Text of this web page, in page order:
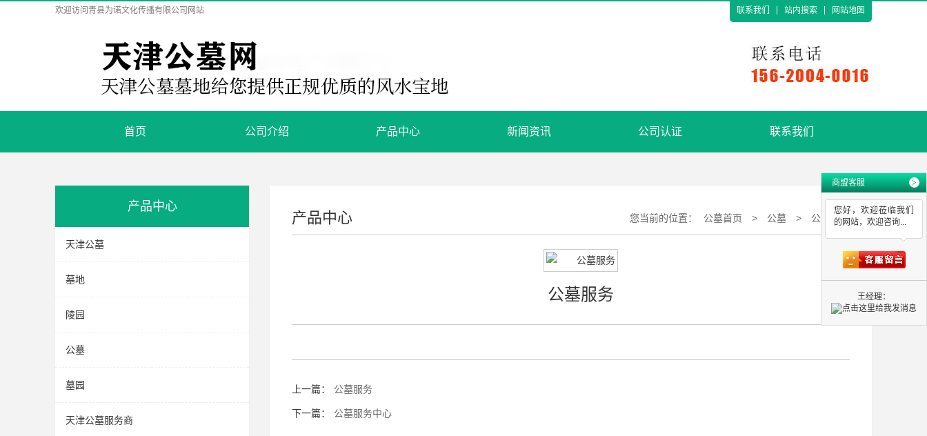
欢迎访问 青县为诺文化传播有限公司 网站 联系我们 站内搜索 网站地图
首页 公司介绍 产品中心 新闻资讯 公司认证 联系我们
产品中心
天津公墓
墓地
陵园
公墓
墓园
天津公墓服务商
产品中心 您当前的位置： 公墓首页 > 公墓 > 公墓服务
公墓服务
上一篇： 公墓服务
下一篇： 公墓服务中心
商盟客服 >
您好，欢迎莅临我们
的网站，欢迎咨询...
王经理：